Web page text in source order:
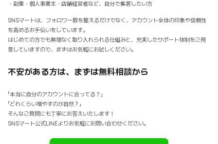
・副業・個人事業主・店舗経営者など、自分で集客したい方
SNSマートは、フォロワー数を整えるだけでなく、アカウント全体の印象や信頼性
を高めるお手伝いをしています。
はじめての方でも無理なく取り入れられる仕組みと、充実したサポート体制をご用
意していますので、まずはお気軽にお試しください。
不安がある方は、まずは無料相談から
「本当に自分のアカウントに合ってる？」
「どれくらい増やすのが自然？」
そんなご質問にも丁寧にお答えいたします！
SNSマート公式LINEよりお気軽にお問い合わせください。